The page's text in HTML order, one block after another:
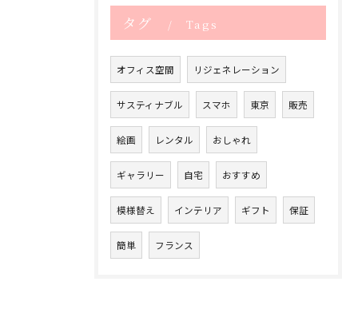
タグ Tags
オフィス空間 リジェネレーション
サスティナブル スマホ 東京 販売
絵画 レンタル おしゃれ
ギャラリー 自宅 おすすめ
模様替え インテリア ギフト 保証
簡単 フランス